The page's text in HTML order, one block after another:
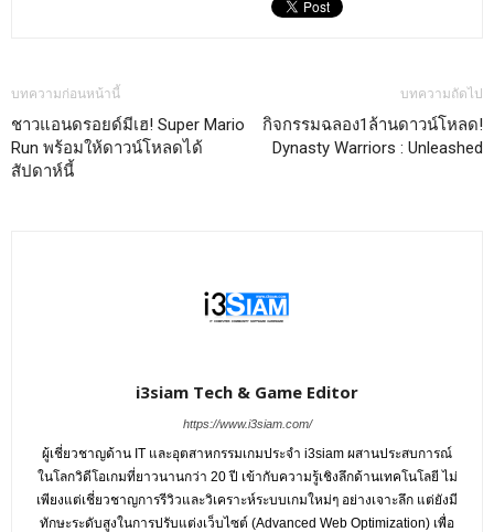
บทความก่อนหน้านี้
ชาวแอนดรอยด์มีเฮ! Super Mario
Run พร้อมให้ดาวน์โหลดได้
สัปดาห์นี้
บทความถัดไป
กิจกรรมฉลอง1ล้านดาวน์โหลด!
Dynasty Warriors : Unleashed
i3siam Tech & Game Editor
https://www.i3siam.com/
ผู้เชี่ยวชาญด้าน IT และอุตสาหกรรมเกมประจำ i3siam ผสานประสบการณ์
ในโลกวิดีโอเกมที่ยาวนานกว่า 20 ปี เข้ากับความรู้เชิงลึกด้านเทคโนโลยี ไม่
เพียงแต่เชี่ยวชาญการรีวิวและวิเคราะห์ระบบเกมใหม่ๆ อย่างเจาะลึก แต่ยังมี
ทักษะระดับสูงในการปรับแต่งเว็บไซต์ (Advanced Web Optimization) เพื่อ